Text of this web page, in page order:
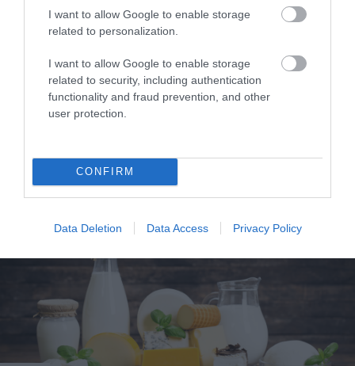
I want to allow Google to enable storage
related to personalization.
I want to allow Google to enable storage
related to security, including authentication
functionality and fraud prevention, and other
user protection.
CONFIRM
Data Deletion Data Access Privacy Policy
ΥΓΕΙΑ
Αυτό είναι το θαυματουργό έλαιο που
προστατεύει από το Αλτχάιμερ